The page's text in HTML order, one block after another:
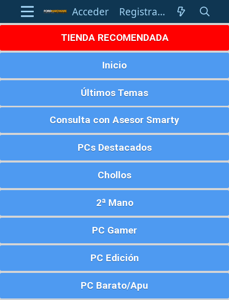
Acceder Registrarse
TIENDA RECOMENDADA
Inicio
Últimos Temas
Consulta con Asesor Smarty
PCs Destacados
Chollos
2ª Mano
PC Gamer
PC Edición
PC Barato/Apu